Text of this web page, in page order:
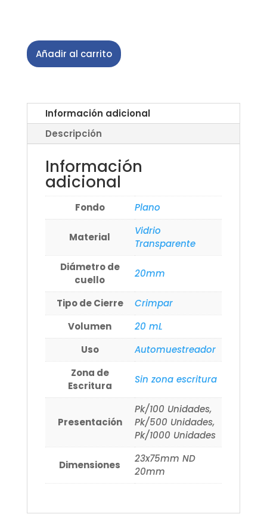
Añadir al carrito
Información adicional
Descripción
Información
adicional
Fondo Plano
Material
Vidrio
Transparente
Diámetro de
cuello
20mm
Tipo de Cierre
Crimpar
Volumen
20 mL
Uso
Automuestreador
Zona de
Escritura
Sin zona escritura
Presentación
Pk/100 Unidades,
Pk/500 Unidades,
Pk/1000 Unidades
Dimensiones
23x75mm ND
20mm